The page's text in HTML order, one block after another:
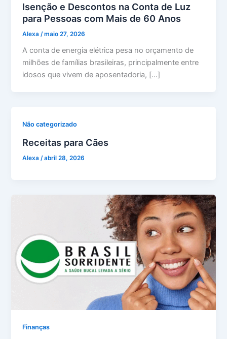
Isenção e Descontos na Conta de Luz
para Pessoas com Mais de 60 Anos
Alexa /maio 27, 2026
A conta de energia elétrica pesa no orçamento de
milhões de famílias brasileiras, principalmente entre
idosos que vivem de aposentadoria, […]
Não categorizado
Receitas para Cães
Alexa/abril 28, 2026
Finanças